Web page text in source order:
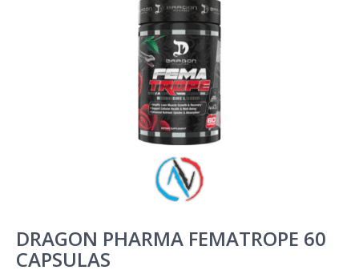
DRAGON PHARMA FEMATROPE 60
CAPSULAS